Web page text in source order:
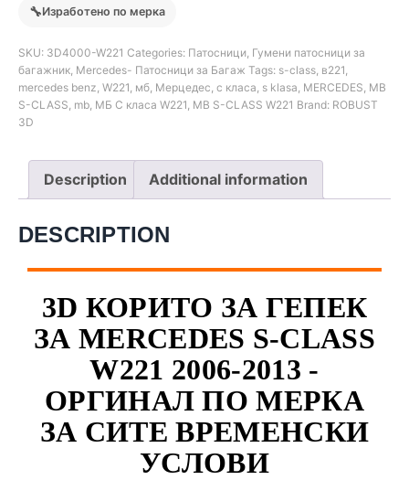
🔧Изработено по мерка
SKU: 3D4000-W221 Categories: Патосници Гумени патосници за
багажник Mercedes- Патосници за Багаж Tags: s-class в221
mercedes benz W221 мб Мерцедес с класа s klasa MERCEDES MB
S-CLASS mb МБ С класа W221 MB S-CLASS W221 Brand: ROBUST
3D
Description Additional information
DESCRIPTION
3D КОРИТО ЗА ГЕПЕК
ЗА MERCEDES S-CLASS
W221 2006-2013 -
ОРГИНАЛ ПО МЕРКА
ЗА СИТЕ ВРЕМЕНСКИ
УСЛОВИ